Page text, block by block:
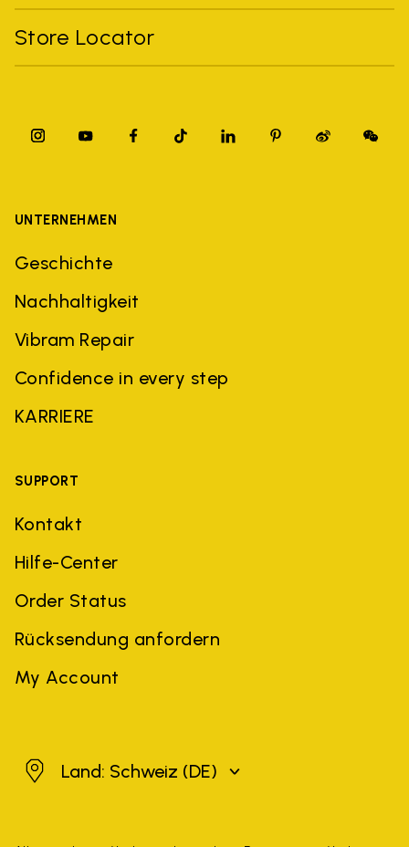
Store Locator
UNTERNEHMEN
Geschichte
Nachhaltigkeit
Vibram Repair
Confidence in every step
KARRIERE
SUPPORT
Kontakt
Hilfe-Center
Order Status
Rücksendung anfordern
My Account
SchweizLand: Schweiz (DE)